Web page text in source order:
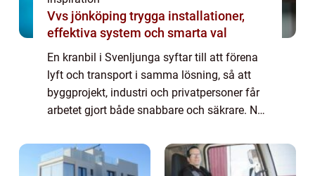
Vvs jönköping trygga installationer,
effektiva system och smarta val
En kranbil i Svenljunga syftar till att förena
lyft och transport i samma lösning, så att
byggprojekt, industri och privatpersoner får
arbetet gjort både snabbare och säkrare. När